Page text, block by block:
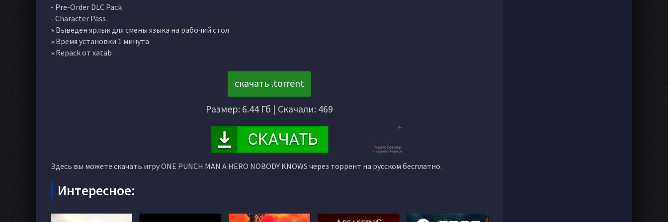
- Pre-Order DLC Pack
- Character Pass
» Выведен ярлык для смены языка на рабочий стол
» Время установки 1 минута
» Repack от xatab
скачать .torrent
Размер: 6.44 Гб | Скачали: 469
Здесь вы можете скачать игру ONE PUNCH MAN A HERO NOBODY KNOWS через торрент на русском бесплатно.
Интересное: